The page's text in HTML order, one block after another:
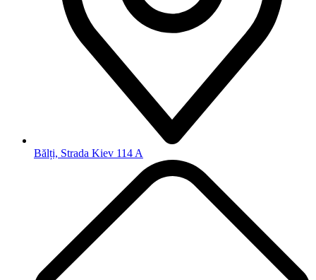
Bălți, Strada Kiev 114 A